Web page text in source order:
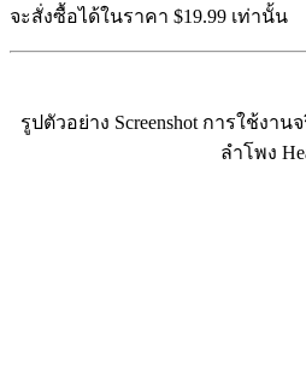
จะสั่งซื้อได้ในราคา $19.99 เท่านั้น
รูปตัวอย่าง Screenshot การใช้งา
ลำโพง